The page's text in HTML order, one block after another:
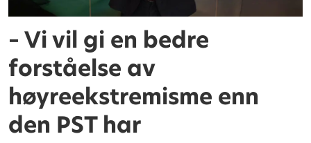
– Vi vil gi en bedre
forståelse av
høyreekstremisme enn
den PST har